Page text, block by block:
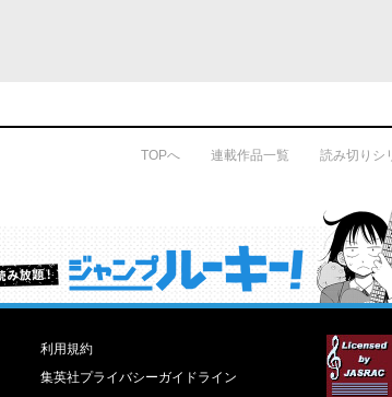
TOPへ 連載作品一覧 読み切りシ
れる投稿作が読み放題！ ジャンプルーキー！
利用規約
集英社プライバシーガイドライン